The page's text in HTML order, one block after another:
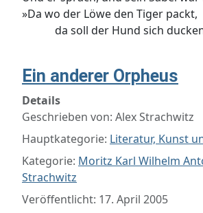
»Da wo der Löwe den Tiger packt,
da soll der Hund sich
Ein anderer Orpheus
Details
Geschrieben von: Alex Strachwitz
Hauptkategorie: Literatur, Kunst
Kategorie: Moritz Karl Wilhelm
Strachwitz
Veröffentlicht: 17. April 2005